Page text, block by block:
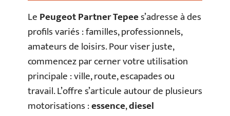
LePeugeot Partner Tepees’adresse à des
profils variés : familles, professionnels,
amateurs de loisirs. Pour viser juste,
commencez par cerner votre utilisation
principale : ville, route, escapades ou
travail. L’offre s’articule autour de plusieurs
motorisations :essence,diesel